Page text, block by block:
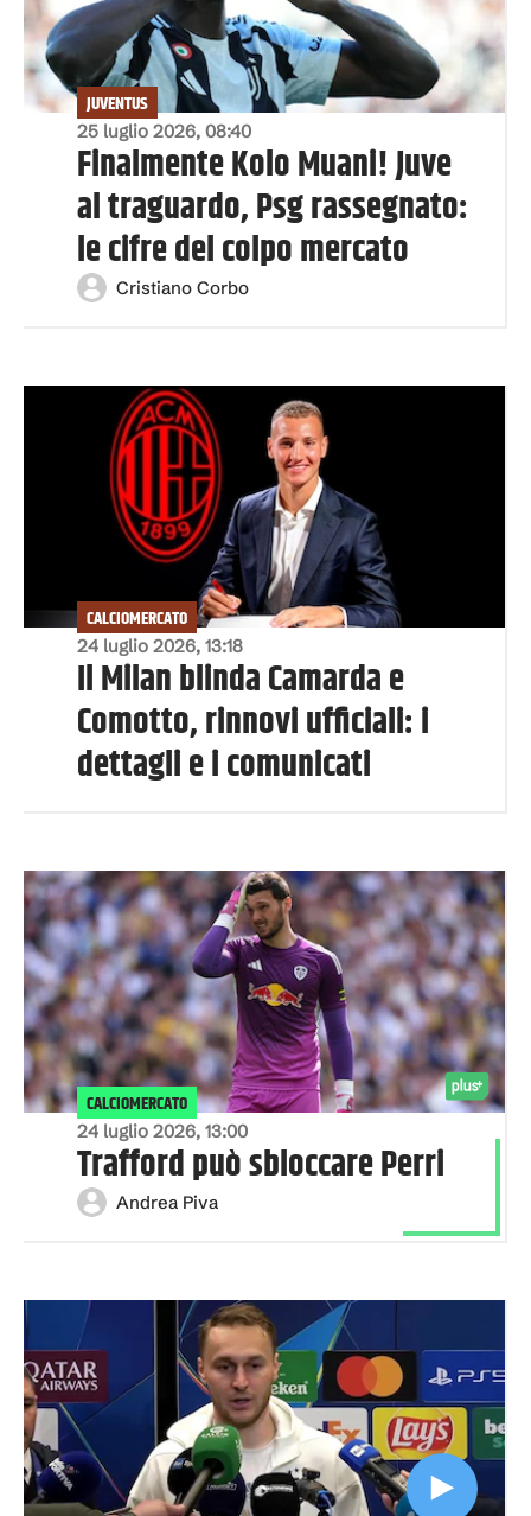
25 luglio 2026, 08:40
JUVENTUS
Finalmente Kolo Muani! Juve
al traguardo, Psg rassegnato:
le cifre del colpo mercato
Cristiano Corbo
24 luglio 2026, 13:18
CALCIOMERCATO
Il Milan blinda Camarda e
Comotto, rinnovi ufficiali: i
dettagli e i comunicati
24 luglio 2026, 13:00
CALCIOMERCATO
Trafford può sbloccare Perri
Andrea Piva